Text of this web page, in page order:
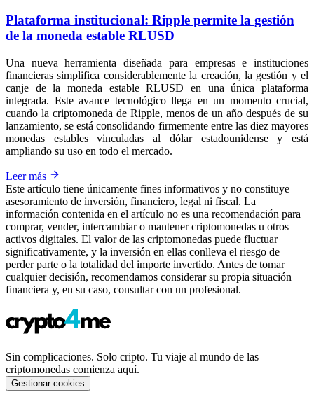
Plataforma institucional: Ripple permite la gestión
de la moneda estable RLUSD
Una nueva herramienta diseñada para empresas e instituciones
financieras simplifica considerablemente la creación, la gestión y el
canje de la moneda estable RLUSD en una única plataforma
integrada. Este avance tecnológico llega en un momento crucial,
cuando la criptomoneda de Ripple, menos de un año después de su
lanzamiento, se está consolidando firmemente entre las diez mayores
monedas estables vinculadas al dólar estadounidense y está
ampliando su uso en todo el mercado.
Leer más
Este artículo tiene únicamente fines informativos y no constituye
asesoramiento de inversión, financiero, legal ni fiscal. La
información contenida en el artículo no es una recomendación para
comprar, vender, intercambiar o mantener criptomonedas u otros
activos digitales. El valor de las criptomonedas puede fluctuar
significativamente, y la inversión en ellas conlleva el riesgo de
perder parte o la totalidad del importe invertido. Antes de tomar
cualquier decisión, recomendamos considerar su propia situación
financiera y, en su caso, consultar con un profesional.
Sin complicaciones. Solo cripto. Tu viaje al mundo de las
criptomonedas comienza aquí.
Gestionar cookies